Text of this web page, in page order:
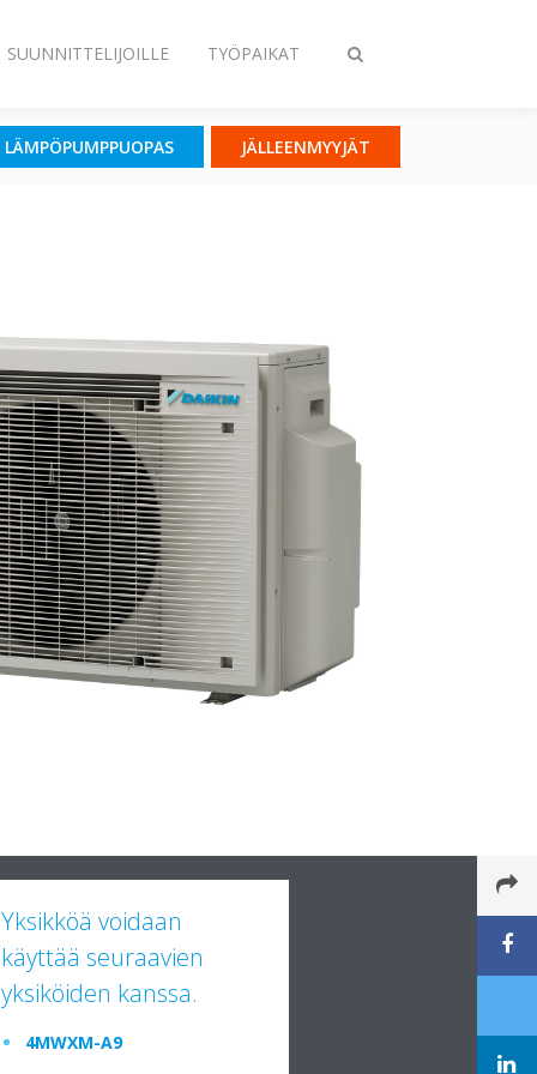
Vaihda
SUUNNITTELIJOILLE TYÖPAIKAT
LÄMPÖPUMPPUOPAS JÄLLEENMYYJÄT
Yksikköä voidaan
käyttää seuraavien
yksiköiden kanssa.
4MWXM-A9